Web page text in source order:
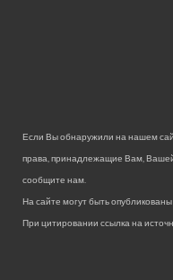
Если Вы обнаружили на нашем
права, принадлежащие Вам,
сообщите нам.
На сайте могут быть
При цитировании ссылка на